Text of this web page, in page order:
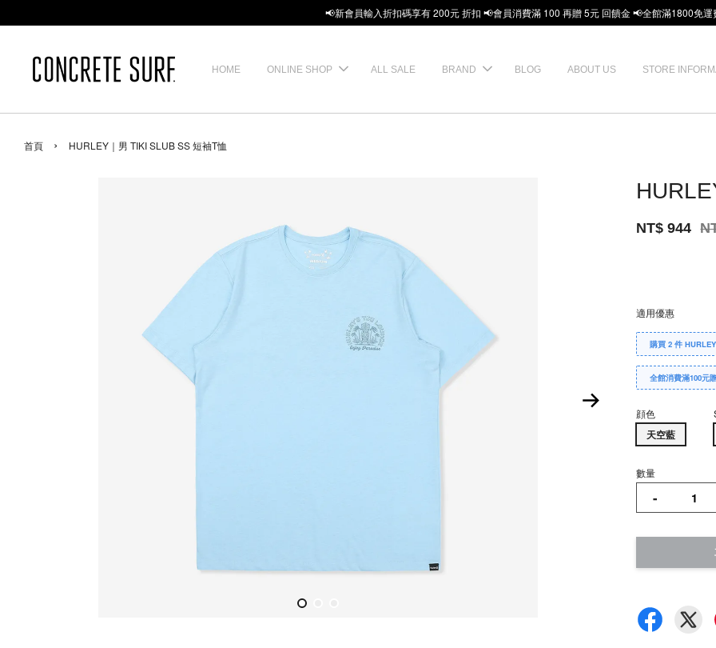
📢新會員輸入折扣碼享有 200元 折扣 📢會員消費滿 100 再贈 5元 回饋金 📢全館滿1800免運
HOME ONLINE SHOP ALL SALE BRAND BLOG ABOUT US STORE
首頁 › HURLEY｜男 TIKI SLUB SS 短袖T恤
NT$ 944
適用優惠
購買 2 件
全館消費滿100元
顔色
天空藍
數量
-